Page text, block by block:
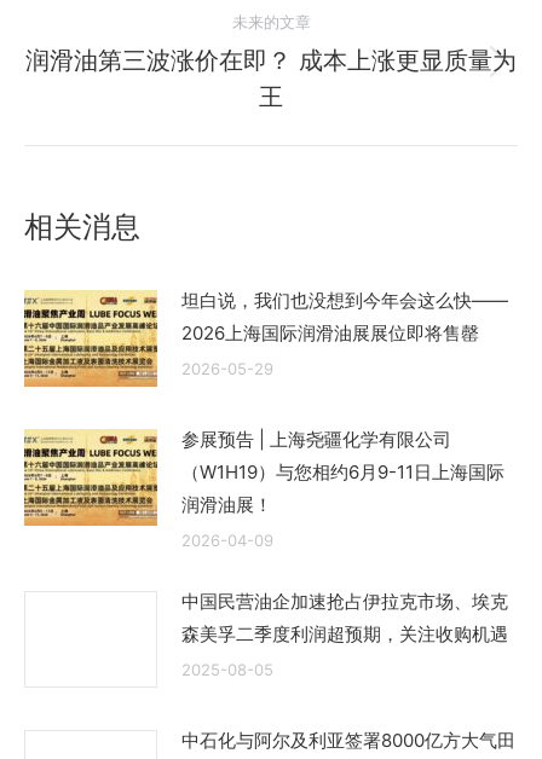
航
的
文
章：
未来的文章
来
的
润滑油第三波涨价在即？ 成本上涨更显质量为
王
相关消息
坦白说，我们也没想到今年会这么快——
2026上海国际润滑油展展位即将售罄
2026-05-29
参展预告 | 上海尧疆化学有限公司
（W1H19）与您相约6月9-11日上海国际
润滑油展！
2026-04-09
中国民营油企加速抢占伊拉克市场、埃克
森美孚二季度利润超预期，关注收购机遇
2025-08-05
中石化与阿尔及利亚签署8000亿方大气田